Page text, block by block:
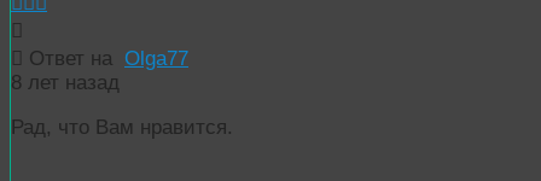
Ответ на Olga77
8 лет назад
Рад, что Вам нравится.